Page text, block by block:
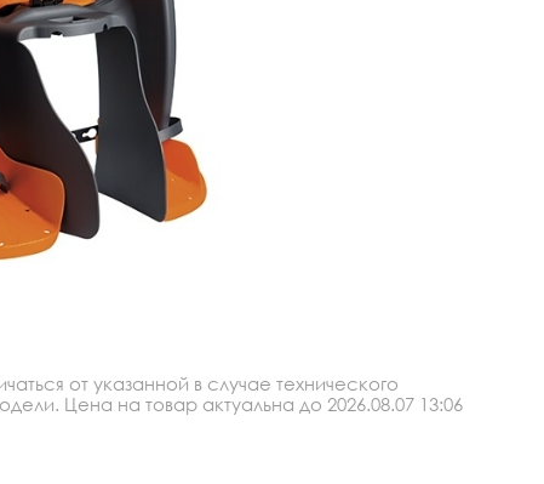
от указанной в случае технического
Цена на товар актуальна до 2026.08.07 13:06